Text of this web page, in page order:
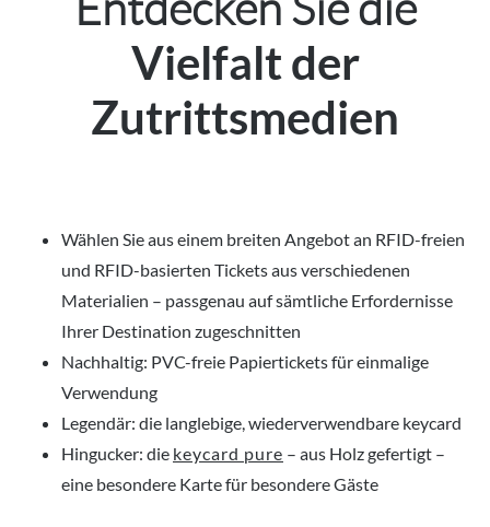
Vielfalt der
Zutrittsmedien
Wählen Sie aus einem breiten Angebot an RFID-freien
und RFID-basierten Tickets aus verschiedenen
Materialien – passgenau auf sämtliche Erfordernisse
Ihrer Destination zugeschnitten
Nachhaltig: PVC-freie Papiertickets für einmalige
Verwendung
Legendär: die langlebige, wiederverwendbare keycard
Hingucker: die keycard pure – aus Holz gefertigt –
eine besondere Karte für besondere Gäste